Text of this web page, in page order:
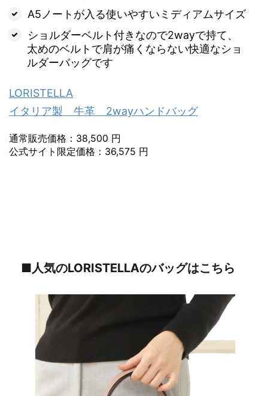
A5ノートが入る使いやすいミディアムサイズ
ショルダーベルト付きなので2wayで持て、
太めのベルトで肩が痛くならない快適なショ
ルダーバッグです
LORISTELLA
イタリア製 牛革 2wayハンドバッグ
通常販売価格：38,500 円
公式サイト限定価格：36,575 円
■人気のLORISTELLAのバッグはこちら